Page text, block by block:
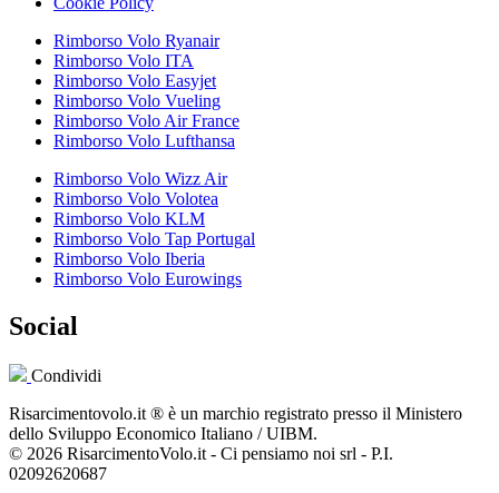
Rimborso Volo Ryanair
Rimborso Volo ITA
Rimborso Volo Easyjet
Rimborso Volo Vueling
Rimborso Volo Air France
Rimborso Volo Lufthansa
Rimborso Volo Wizz Air
Rimborso Volo Volotea
Rimborso Volo KLM
Rimborso Volo Tap Portugal
Rimborso Volo Iberia
Rimborso Volo Eurowings
Social
Condividi
Risarcimentovolo.it ® è un marchio registrato presso il Ministero
dello Sviluppo Economico Italiano / UIBM.
© 2026 RisarcimentoVolo.it - Ci pensiamo noi srl - P.I.
02092620687